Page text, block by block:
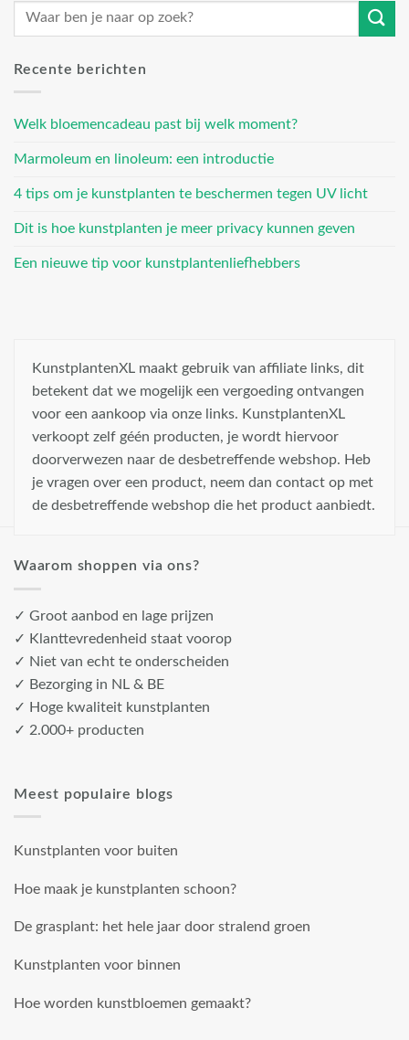
Recente berichten
Welk bloemencadeau past bij welk moment?
Marmoleum en linoleum: een introductie
4 tips om je kunstplanten te beschermen tegen UV licht
Dit is hoe kunstplanten je meer privacy kunnen geven
Een nieuwe tip voor kunstplantenliefhebbers
KunstplantenXL maakt gebruik van affiliate links, dit
betekent dat we mogelijk een vergoeding ontvangen
voor een aankoop via onze links. KunstplantenXL
verkoopt zelf géén producten, je wordt hiervoor
doorverwezen naar de desbetreffende webshop. Heb
je vragen over een product, neem dan contact op met
de desbetreffende webshop die het product aanbiedt.
Waarom shoppen via ons?
✓ Groot aanbod en lage prijzen
✓ Klanttevredenheid staat voorop
✓ Niet van echt te onderscheiden
✓ Bezorging in NL & BE
✓ Hoge kwaliteit kunstplanten
✓ 2.000+ producten
Meest populaire blogs
Kunstplanten voor buiten
Hoe maak je kunstplanten schoon?
De grasplant: het hele jaar door stralend groen
Kunstplanten voor binnen
Hoe worden kunstbloemen gemaakt?